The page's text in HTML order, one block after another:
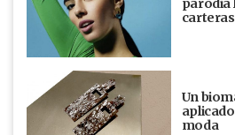
parodia
carteras
Un
moda